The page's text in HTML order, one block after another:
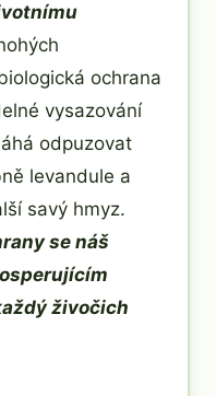
ochrana
vysazování
odpuzovat
levandule a
savý hmyz.
se náš
živočich